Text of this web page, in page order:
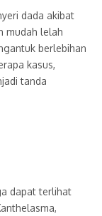
dada akibat
mudah lelah
berlebihan
kasus,
tanda
dapat terlihat